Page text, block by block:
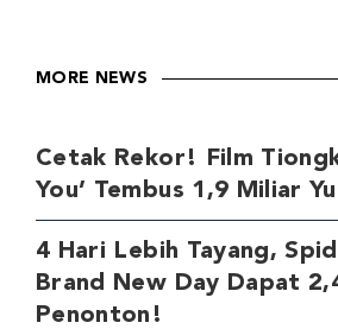
MORE NEWS
Cetak Rekor! Film
You’ Tembus 1,9 Miliar
4 Hari Lebih Tayang,
Brand New Day Dapat
Penonton!